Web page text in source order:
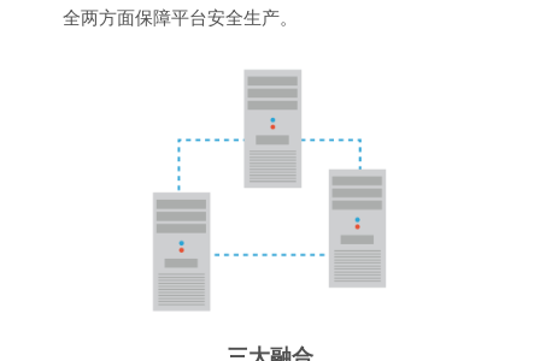
全两方面保障平台安全生产。